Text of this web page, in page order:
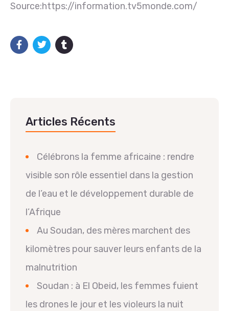
Source:https://information.tv5monde.com/
Articles Récents
Célébrons la femme africaine : rendre
visible son rôle essentiel dans la gestion
de l’eau et le développement durable de
l’Afrique
Au Soudan, des mères marchent des
kilomètres pour sauver leurs enfants de la
malnutrition
Soudan : à El Obeid, les femmes fuient
les drones le jour et les violeurs la nuit